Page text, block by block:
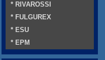
* RIVAROSSI
* FULGUREX
* ESU
* EPM